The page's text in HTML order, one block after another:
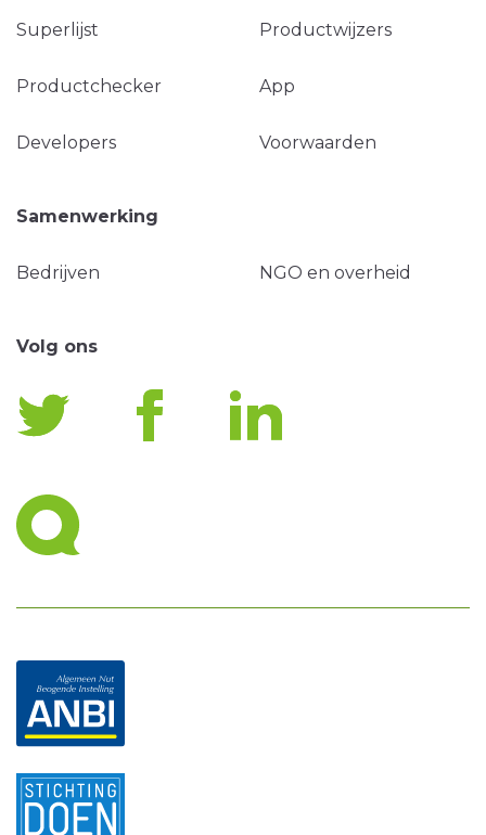
Superlijst Productwijzers
Productchecker App
Developers Voorwaarden
Samenwerking
Bedrijven NGO en overheid
Volg ons